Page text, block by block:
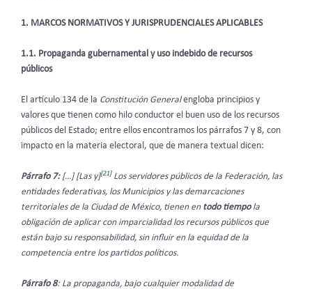
1. MARCOS NORMATIVOS Y JURISPRUDENCIALES APLICABLES
1.1. Propaganda gubernamental y uso indebido de recursos
públicos
El artículo 134 de la Constitución Generalengloba principios y
valores que tienen como hilo conductor el buen uso de los recursos
públicos del Estado; entre ellos encontramos los párrafos 7 y 8, con
impacto en la materia electoral, que de manera textual dicen:
Párrafo 7: […] [Las y][21] Los servidores públicos de la Federación, las
entidades federativas, los Municipios y las demarcaciones
territoriales de la Ciudad de México, tienen en todo tiempola
obligación de aplicar con imparcialidad los recursos públicos que
están bajo su responsabilidad, sin influir en la equidad de la
competencia entre los partidos políticos.
Párrafo 8: La propaganda, bajo cualquier modalidad de